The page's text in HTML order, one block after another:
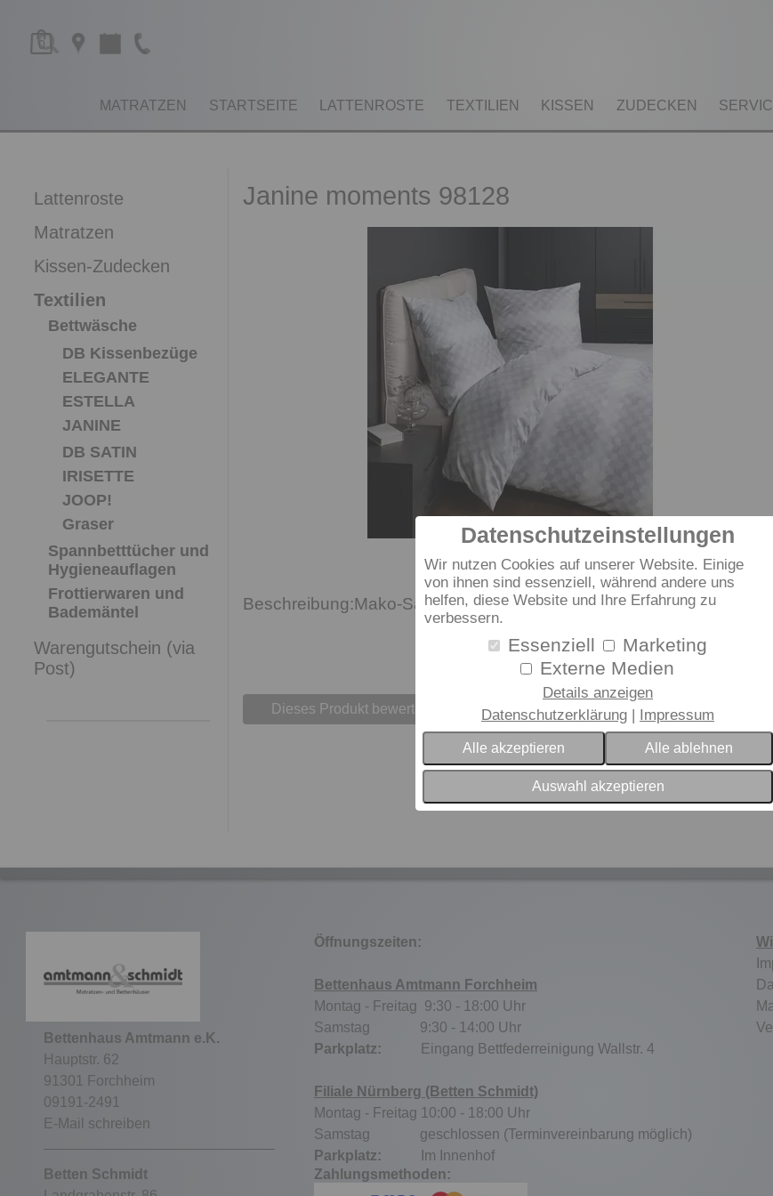
Datenschutzeinstellungen
Wir nutzen Cookies auf unserer Website. Einige
von ihnen sind essenziell, während andere uns
helfen, diese Website und Ihre Erfahrung zu
verbessern.
Essenziell
Marketing
Externe Medien
Details anzeigen
Datenschutzerklärung
Impressum
Alle akzeptieren Alle ablehnen
Auswahl akzeptieren
0
MATRATZEN STARTSEITE LATTENROSTE TEXTILIEN KISSEN ZUDECKEN
Lattenroste
Matratzen
Kissen-Zudecken
Textilien
Bettwäsche
DB Kissenbezüge
ELEGANTE
ESTELLA
JANINE
DB SATIN
IRISETTE
JOOP!
Graser
Spannbetttücher und
Hygieneauflagen
Frottierwaren und
Bademäntel
Warengutschein (via
Post)
Janine moments 98128
Mako-Satin
Material-
Dieses Produkt bewerten
Bettenhaus Amtmann e.K.
Hauptstr. 62
91301 Forchheim
09191-2491
E-Mail schreiben
Betten Schmidt
Öffnungszeiten:
Bettenhaus Amtmann Forchheim
Montag - Freitag 9:30 - 18:00 Uhr
Samstag 9:30 - 14:00 Uhr
Parkplatz:
Eingang Bettfederreinigung Wallstr. 4
Filiale Nürnberg (Betten Schmidt)
Montag - Freitag 10:00 - 18:00 Uhr
Samstag geschlossen (Terminvereinbarung möglich)
Parkplatz:
Im Innenhof
Zahlungsmethoden: